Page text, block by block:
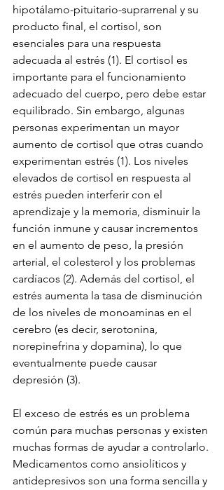
hipotálamo-pituitario-suprarrenal y su
producto final, el cortisol, son
esenciales para una respuesta
adecuada al estrés (1). El cortisol es
importante para el funcionamiento
adecuado del cuerpo, pero debe estar
equilibrado. Sin embargo, algunas
personas experimentan un mayor
aumento de cortisol que otras cuando
experimentan estrés (1). Los niveles
elevados de cortisol en respuesta al
estrés pueden interferir con el
aprendizaje y la memoria, disminuir la
función inmune y causar incrementos
en el aumento de peso, la presión
arterial, el colesterol y los problemas
cardíacos (2). Además del cortisol, el
estrés aumenta la tasa de disminución
de los niveles de monoaminas en el
cerebro (es decir, serotonina,
norepinefrina y dopamina), lo que
eventualmente puede causar
depresión (3).
El exceso de estrés es un problema
común para muchas personas y existen
muchas formas de ayudar a controlarlo.
Medicamentos como ansiolíticos y
antidepresivos son una forma sencilla y